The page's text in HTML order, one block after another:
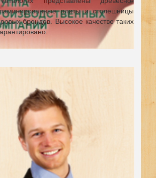
плиты и столешницы
брендов. Высокое качество таких